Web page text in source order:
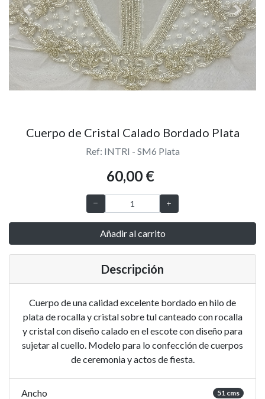
Previous Next
Cuerpo de Cristal Calado Bordado Plata
Ref: INTRI - SM6 Plata
60,00 €
Añadir al carrito
Descripción
Cuerpo de una calidad excelente bordado en hilo de
plata de rocalla y cristal sobre tul canteado con rocalla
y cristal con diseño calado en el escote con diseño para
sujetar al cuello. Modelo para lo confección de cuerpos
de ceremonia y actos de fiesta.
Ancho 51 cms